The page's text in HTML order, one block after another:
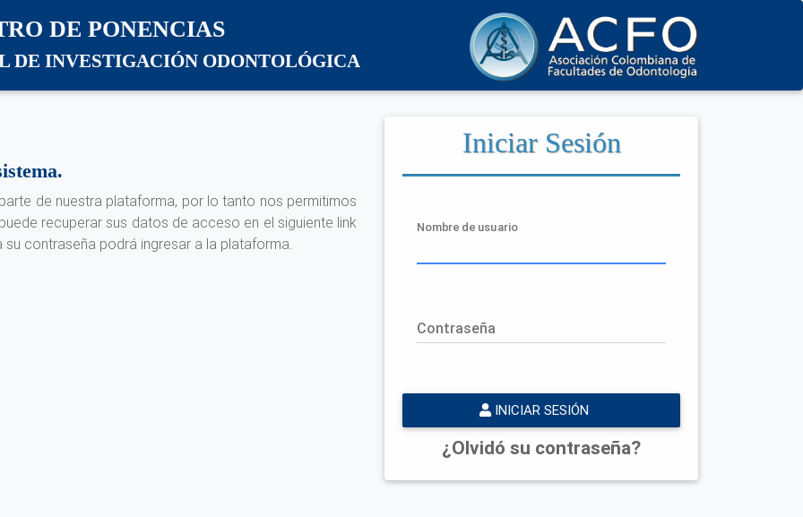
DE PONENCIAS
DE INVESTIGACIÓN ODONTOLÓGICA
de nuestra plataforma, por lo tanto nos permitimos
recuperar sus datos de acceso en el siguiente link
su contraseña podrá ingresar a la plataforma.
Iniciar Sesión
Nombre de usuario
Contraseña
INICIAR SESIÓN
¿Olvidó su contraseña?